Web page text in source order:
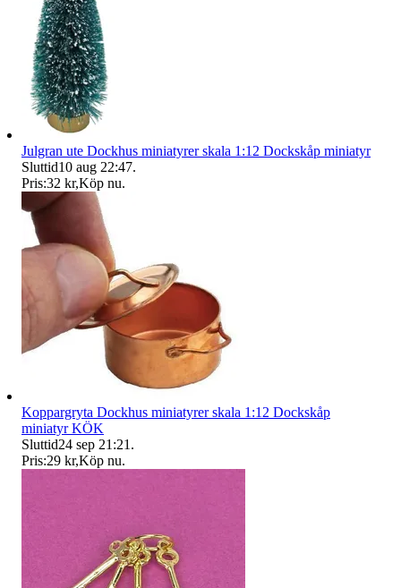
Julgran ute Dockhus miniatyrer skala 1:12 Dockskåp miniatyr
Sluttid10 aug 22:47.
Pris:32 kr,Köp nu.
Koppargryta Dockhus miniatyrer skala 1:12 Dockskåp
miniatyr KÖK
Sluttid24 sep 21:21 .
Pris:29 kr,Köp nu.